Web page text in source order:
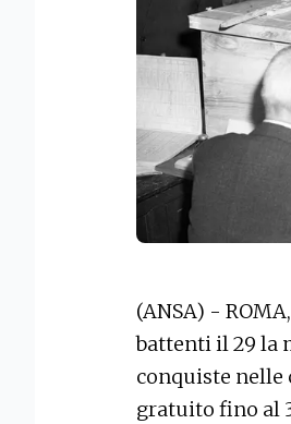
(ANSA) -
battenti il 29 la
conquiste nelle
gratuito fino al